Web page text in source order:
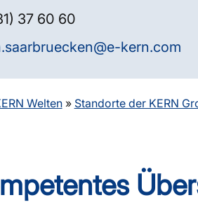
37 60 60
kern.com
Welten» Standorte der KERN